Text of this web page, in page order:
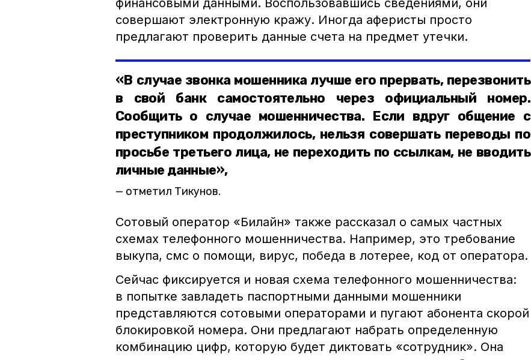
финансовыми данными. Воспользовавшись сведениями, они
совершают электронную кражу. Иногда аферисты просто
предлагают проверить данные счета на предмет утечки.
«В случае звонка мошенника лучше его прервать, перезвонить
в свой банк самостоятельно через официальный номер.
Сообщить о случае мошенничества. Если вдруг общение с
преступником продолжилось, нельзя совершать переводы по
просьбе третьего лица, не переходить по ссылкам, не вводить
личные данные»,
отметил Тикунов.
Сотовый оператор «Билайн» также рассказал о самых частных
схемах телефонного мошенничества. Например, это требование
выкупа, смс о помощи, вирус, победа в лотерее, код от оператора.
Сейчас фиксируется и новая схема телефонного мошенничества:
в попытке завладеть паспортными данными мошенники
представляются сотовыми операторами и пугают абонента скорой
блокировкой номера. Они предлагают набрать определенную
комбинацию цифр, которую будет диктовать «сотрудник». Она